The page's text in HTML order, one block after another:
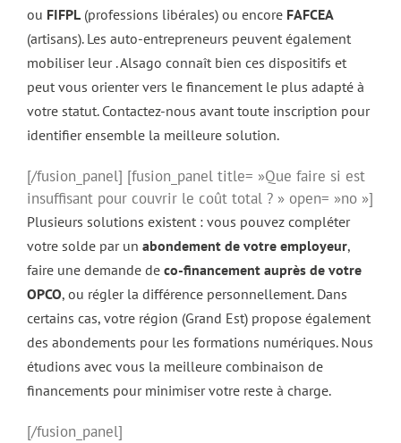
ou FIFPL(professions libérales) ou encore FAFCEA
(artisans). Les auto-entrepreneurs peuvent également
mobiliser leur . Alsago connaît bien ces dispositifs et
peut vous orienter vers le financement le plus adapté à
votre statut. Contactez-nous avant toute inscription pour
identifier ensemble la meilleure solution.
[/fusion_panel] [fusion_panel title= »Que faire si est
insuffisant pour couvrir le coût total ? » open= »no »]
Plusieurs solutions existent : vous pouvez compléter
votre solde par un abondement de votre employeur,
faire une demande de co-financement auprès de votre
OPCO, ou régler la différence personnellement. Dans
certains cas, votre région (Grand Est) propose également
des abondements pour les formations numériques. Nous
étudions avec vous la meilleure combinaison de
financements pour minimiser votre reste à charge.
[/fusion_panel]